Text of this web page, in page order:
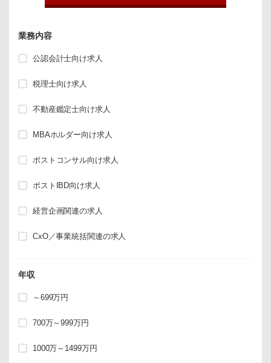
業務内容
公認会計士向け求人
税理士向け求人
不動産鑑定士向け求人
MBAホルダー向け求人
ポストコンサル向け求人
ポストIBD向け求人
経営企画関連の求人
CxO／事業統括関連の求人
年収
～699万円
700万～999万円
1000万～1499万円